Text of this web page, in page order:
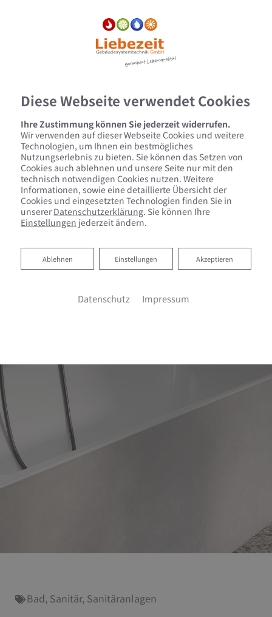
Bad, Sanitär, Sanitäranlagen
Diese Webseite verwendet Cookies
Ihre Zustimmung können Sie jederzeit widerrufen.
Wir verwenden auf dieser Webseite Cookies und weitere
Technologien, um Ihnen ein bestmögliches
Nutzungserlebnis zu bieten. Sie können das Setzen von
Cookies auch ablehnen und unsere Seite nur mit den
technisch notwendigen Cookies nutzen. Weitere
Informationen, sowie eine detaillierte Übersicht der
Cookies und eingesetzten Technologien finden Sie in
unsererDatenschutzerklärung. Sie können Ihre
Einstellungen jederzeit ändern.
Akzeptieren
Einstellungen
Ablehnen
Ablehnen
Datenschutz Impressum